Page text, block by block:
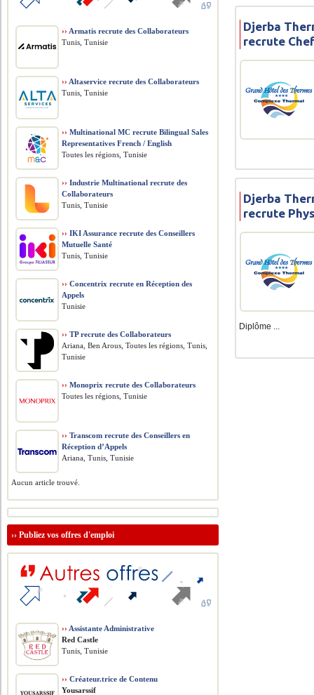
Djerba
recrute
Djerba
recrute
Diplôme ...
›› Armatis recrute des Collaborateurs
Tunis, Tunisie
›› Altaservice recrute des Collaborateurs
Tunis, Tunisie
›› Multinational MC recrute Bilingual Sales
Representatives French / English
Toutes les régions, Tunisie
›› Industrie Multinational recrute des
Collaborateurs
Tunis, Tunisie
›› IKI Assurance recrute des Conseillers
Mutuelle Santé
Tunis, Tunisie
›› Concentrix recrute en Réception des
Appels
Tunisie
›› TP recrute des Collaborateurs
Ariana, Ben Arous, Toutes les régions, Tunis,
Tunisie
›› Monoprix recrute des Collaborateurs
Toutes les régions, Tunisie
›› Transcom recrute des Conseillers en
Réception d’Appels
Ariana, Tunis, Tunisie
Aucun article trouvé.
››Publiez vos offres d'emploi
›› Assistante Administrative
Red Castle
Tunis, Tunisie
›› Créateur.trice de Contenu
Yousarssif